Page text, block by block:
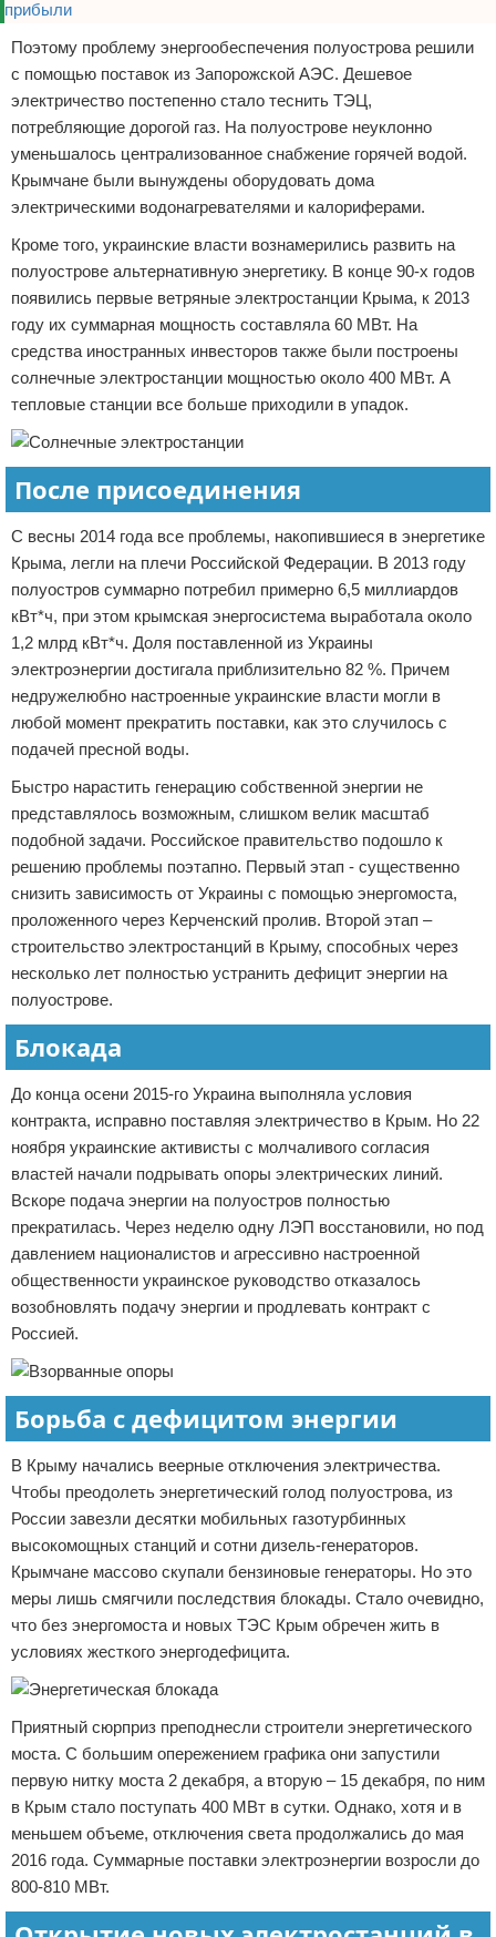
Поэтому проблему энергообеспечения полуострова решили
с помощью поставок из Запорожской АЭС. Дешевое
электричество постепенно стало теснить ТЭЦ,
потребляющие дорогой газ. На полуострове неуклонно
уменьшалось централизованное снабжение горячей водой.
Крымчане были вынуждены оборудовать дома
электрическими водонагревателями и калориферами.
Кроме того, украинские власти вознамерились развить на
полуострове альтернативную энергетику. В конце 90-х годов
появились первые ветряные электростанции Крыма, к 2013
году их суммарная мощность составляла 60 МВт. На
средства иностранных инвесторов также были построены
солнечные электростанции мощностью около 400 МВт. А
тепловые станции все больше приходили в упадок.
После присоединения
С весны 2014 года все проблемы, накопившиеся в энергетике
Крыма, легли на плечи Российской Федерации. В 2013 году
полуостров суммарно потребил примерно 6,5 миллиардов
кВт*ч, при этом крымская энергосистема выработала около
1,2 млрд кВт*ч. Доля поставленной из Украины
электроэнергии достигала приблизительно 82 %. Причем
недружелюбно настроенные украинские власти могли в
любой момент прекратить поставки, как это случилось с
подачей пресной воды.
Быстро нарастить генерацию собственной энергии не
представлялось возможным, слишком велик масштаб
подобной задачи. Российское правительство подошло к
решению проблемы поэтапно. Первый этап - существенно
снизить зависимость от Украины с помощью энергомоста,
проложенного через Керченский пролив. Второй этап –
строительство электростанций в Крыму, способных через
несколько лет полностью устранить дефицит энергии на
полуострове.
Блокада
До конца осени 2015-го Украина выполняла условия
контракта, исправно поставляя электричество в Крым. Но 22
ноября украинские активисты с молчаливого согласия
властей начали подрывать опоры электрических линий.
Вскоре подача энергии на полуостров полностью
прекратилась. Через неделю одну ЛЭП восстановили, но под
давлением националистов и агрессивно настроенной
общественности украинское руководство отказалось
возобновлять подачу энергии и продлевать контракт с
Россией.
Борьба с дефицитом энергии
В Крыму начались веерные отключения электричества.
Чтобы преодолеть энергетический голод полуострова, из
России завезли десятки мобильных газотурбинных
высокомощных станций и сотни дизель-генераторов.
Крымчане массово скупали бензиновые генераторы. Но это
меры лишь смягчили последствия блокады. Стало очевидно,
что без энергомоста и новых ТЭС Крым обречен жить в
условиях жесткого энергодефицита.
Приятный сюрприз преподнесли строители энергетического
моста. С большим опережением графика они запустили
первую нитку моста 2 декабря, а вторую – 15 декабря, по ним
в Крым стало поступать 400 МВт в сутки. Однако, хотя и в
меньшем объеме, отключения света продолжались до мая
2016 года. Суммарные поставки электроэнергии возросли до
800-810 МВт.